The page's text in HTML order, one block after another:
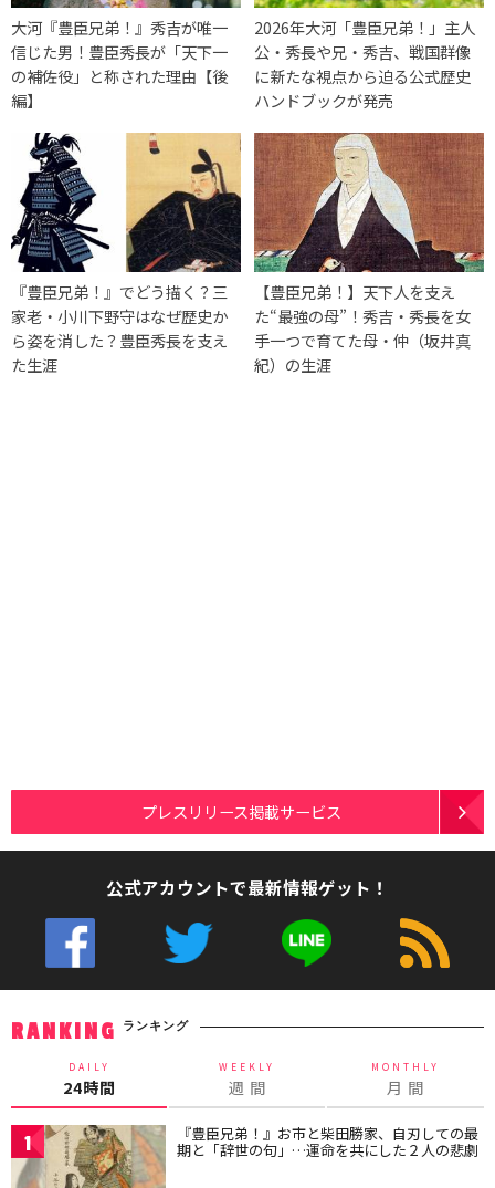
大河『豊臣兄弟！』秀吉が唯一
信じた男！豊臣秀長が「天下一
の補佐役」と称された理由【後
編】
2026年大河「豊臣兄弟！」主人
公・秀長や兄・秀吉、戦国群像
に新たな視点から迫る公式歴史
ハンドブックが発売
『豊臣兄弟！』でどう描く？三
家老・小川下野守はなぜ歴史か
ら姿を消した？豊臣秀長を支え
た生涯
【豊臣兄弟！】天下人を支え
た“最強の母”！秀吉・秀長を女
手一つで育てた母・仲（坂井真
紀）の生涯
プレスリリース掲載サービス
公式アカウントで最新情報ゲット！
RANKING ランキング
DAILY
24時間
WEEKLY
週 間
MONTHLY
月 間
1 『豊臣兄弟！』お市と柴田勝家、自刃しての最
期と「辞世の句」…運命を共にした２人の悲劇